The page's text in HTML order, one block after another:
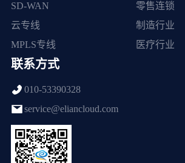
SD-WAN
云专线
MPLS专线
零售连锁
制造行业
医疗行业
联系方式
010-53390328
service@eliancloud.com